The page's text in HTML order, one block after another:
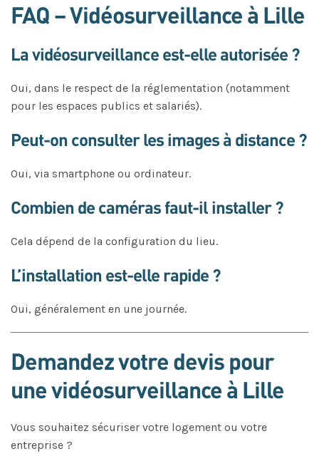
FAQ – Vidéosurveillance à Lille
La vidéosurveillance est-elle autorisée ?
Oui, dans le respect de la réglementation (notamment
pour les espaces publics et salariés).
Peut-on consulter les images à distance ?
Oui, via smartphone ou ordinateur.
Combien de caméras faut-il installer ?
Cela dépend de la configuration du lieu.
L’installation est-elle rapide ?
Oui, généralement en une journée.
Demandez votre devis pour
une vidéosurveillance à Lille
Vous souhaitez sécuriser votre logement ou votre
entreprise ?